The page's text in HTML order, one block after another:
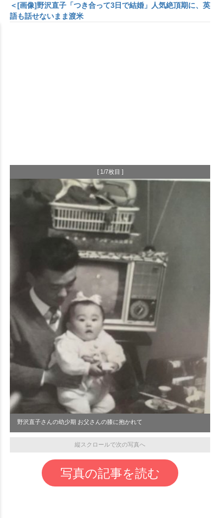
＜[画像]野沢直子「つき合って3日で結婚」人気絶頂期に、英
語も話せないまま渡米
[ 1/7枚目 ]
野沢直子さんの幼少期 お父さんの膝に抱かれて
縦スクロールで次の写真へ
写真の記事を読む